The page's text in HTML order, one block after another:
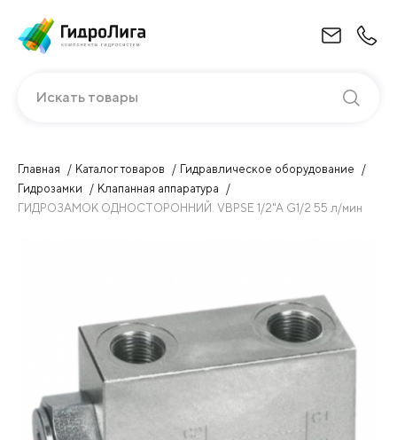
Искать товары
Главная Каталог товаров
Гидравлическое оборудование
Гидрозамки
Клапанная аппаратура
ГИДРОЗАМОК ОДНОСТОРОННИЙ. VBPSE 1/2"A G1/2 55 л/мин